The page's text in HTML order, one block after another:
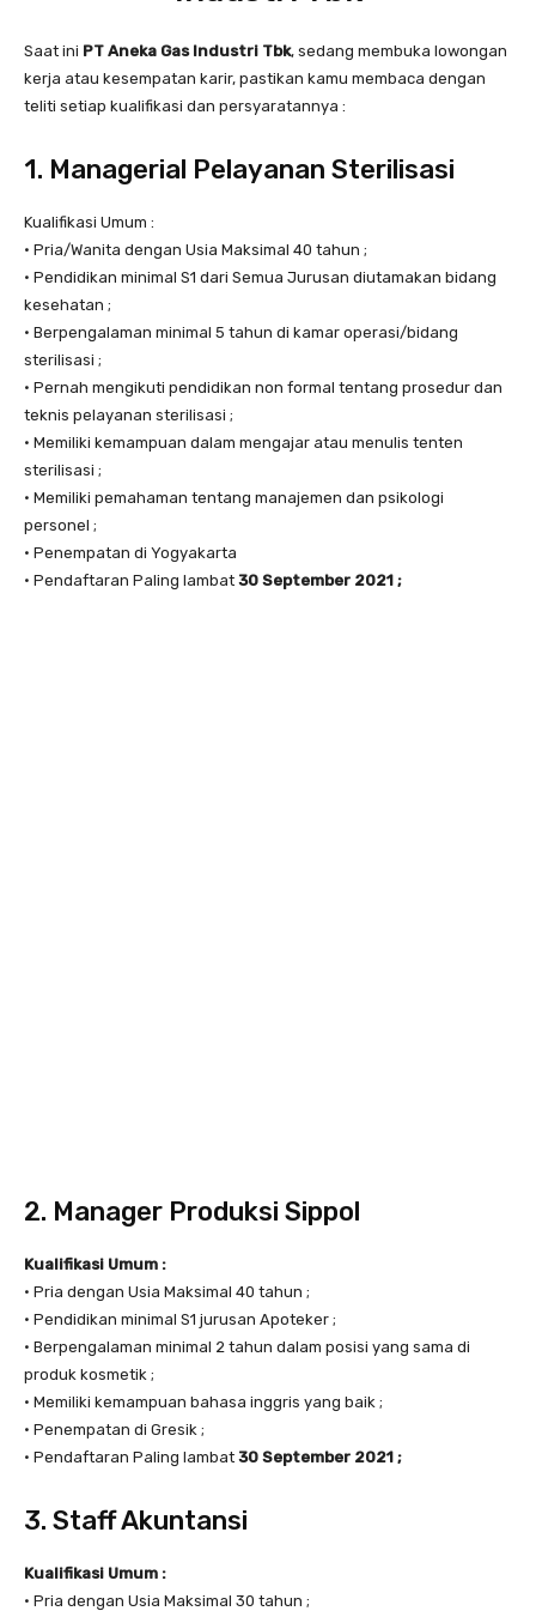
Saat ini PT Aneka Gas Industri Tbk, sedang membuka lowongan
kerja atau kesempatan karir, pastikan kamu membaca dengan
teliti setiap kualifikasi dan persyaratannya :
1. Managerial Pelayanan Sterilisasi
Kualifikasi Umum :
• Pria/Wanita dengan Usia Maksimal 40 tahun ;
• Pendidikan minimal S1 dari Semua Jurusan diutamakan bidang
kesehatan ;
• Berpengalaman minimal 5 tahun di kamar operasi/bidang
sterilisasi ;
• Pernah mengikuti pendidikan non formal tentang prosedur dan
teknis pelayanan sterilisasi ;
• Memiliki kemampuan dalam mengajar atau menulis tenten
sterilisasi ;
• Memiliki pemahaman tentang manajemen dan psikologi
personel ;
• Penempatan di Yogyakarta
• Pendaftaran Paling lambat 30 September 2021 ;
2. Manager Produksi Sippol
Kualifikasi Umum :
• Pria dengan Usia Maksimal 40 tahun ;
• Pendidikan minimal S1 jurusan Apoteker ;
• Berpengalaman minimal 2 tahun dalam posisi yang sama di
produk kosmetik ;
• Memiliki kemampuan bahasa inggris yang baik ;
• Penempatan di Gresik ;
• Pendaftaran Paling lambat 30 September 2021 ;
3. Staff Akuntansi
Kualifikasi Umum :
• Pria dengan Usia Maksimal 30 tahun ;